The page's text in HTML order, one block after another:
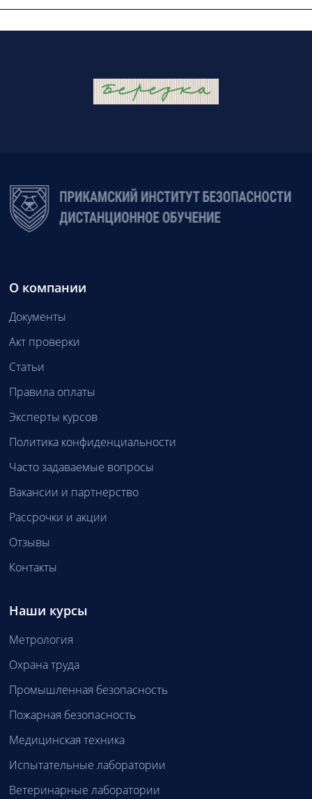
О компании
Документы
Акт проверки
Статьи
Правила оплаты
Эксперты курсов
Политика конфиденциальности
Часто задаваемые вопросы
Вакансии и партнерство
Рассрочки и акции
Отзывы
Контакты
Наши курсы
Метрология
Охрана труда
Промышленная безопасность
Пожарная безопасность
Медицинская техника
Испытательные лаборатории
Ветеринарные лаборатории